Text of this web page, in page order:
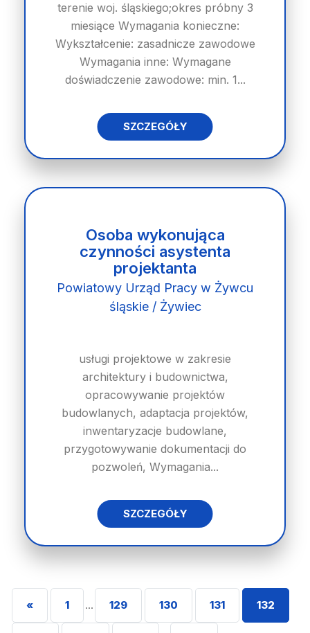
terenie woj. śląskiego;okres próbny 3
miesiące Wymagania konieczne:
Wykształcenie: zasadnicze zawodowe
Wymagania inne: Wymagane
doświadczenie zawodowe: min. 1...
SZCZEGÓŁY
Osoba wykonująca
czynności asystenta
projektanta
Powiatowy Urząd Pracy w Żywcu
śląskie / Żywiec
usługi projektowe w zakresie
architektury i budownictwa,
opracowywanie projektów
budowlanych, adaptacja projektów,
inwentaryzacje budowlane,
przygotowywanie dokumentacji do
pozwoleń, Wymagania...
SZCZEGÓŁY
« 1 ... 129 130 131 132